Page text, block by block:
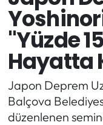
"Yüzde
Hayatta
Japon Deprem
Balçova
düzenlenen